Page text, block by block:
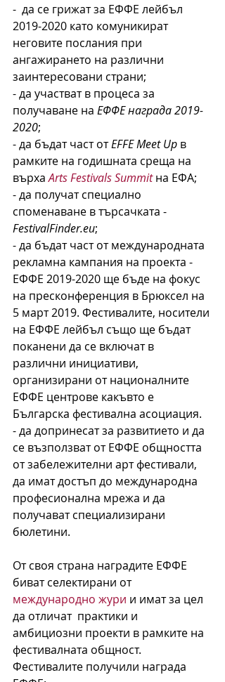
-  да се грижат за ЕФФЕ лейбъл
2019-2020 като комуникират
неговите послания при
ангажирането на различни
заинтересовани страни;
- да участват в процеса за
получаване на ЕФФЕ награда 2019-
2020;
- да бъдат част от EFFE Meet Up в
рамките на годишната среща на
върха Arts Festivals Summit на ЕФА;
- да получат специално
споменаване в търсачката -
FestivalFinder.eu;
- да бъдат част от международната
рекламна кампания на проекта -
ЕФФЕ 2019-2020 ще бъде на фокус
на пресконференция в Брюксел на
5 март 2019. Фестивалите, носители
на ЕФФЕ лейбъл също ще бъдат
поканени да се включат в
различни инициативи,
организирани от националните
ЕФФЕ центрове какъвто е
Българска фестивална асоциация.
- да допринесат за развитието и да
се възползват от ЕФФЕ общността
от забележителни арт фестивали,
да имат достъп до международна
професионална мрежа и да
получават специализирани
бюлетини.
От своя страна наградите ЕФФЕ
биват селектирани от
международно жури и имат за цел
да отличат  практики и
амбициозни проекти в рамките на
фестивалната общност.
Фестивалите получили награда